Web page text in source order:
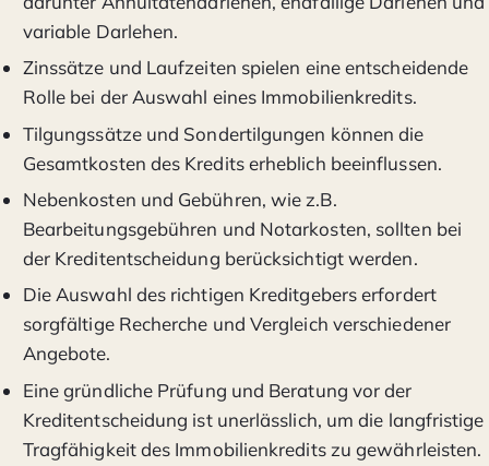
variable Darlehen.
Zinssätze und Laufzeiten spielen eine entscheidende
Rolle bei der Auswahl eines Immobilienkredits.
Tilgungssätze und Sondertilgungen können die
Gesamtkosten des Kredits erheblich beeinflussen.
Nebenkosten und Gebühren, wie z.B.
Bearbeitungsgebühren und Notarkosten, sollten bei
der Kreditentscheidung berücksichtigt werden.
Die Auswahl des richtigen Kreditgebers erfordert
sorgfältige Recherche und Vergleich verschiedener
Angebote.
Eine gründliche Prüfung und Beratung vor der
Kreditentscheidung ist unerlässlich, um die langfristige
Tragfähigkeit des Immobilienkredits zu gewährleisten.